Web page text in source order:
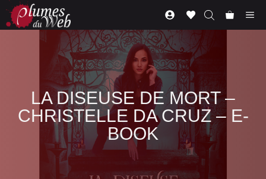
Aller
contenu
LA DISEUSE DE MORT –
CHRISTELLE DA CRUZ – E-
BOOK